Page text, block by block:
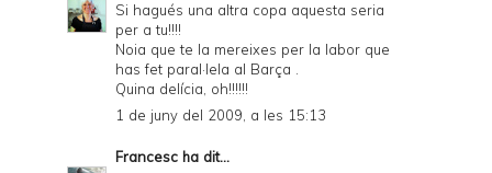
Si hagués una altra copa aquesta seria
per a tu!!!!
Noia que te la mereixes per la labor que
has fet paral·lela al Barça .
Quina delícia, oh!!!!!!
1 de juny del 2009, a les 15:13
Francesc ha dit...